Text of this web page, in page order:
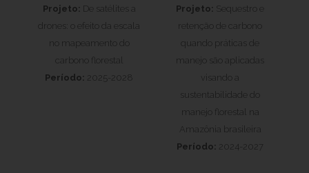
Projeto: De satélites a
drones: o efeito da escala
no mapeamento do
carbono florestal
Período: 2025-2028
Projeto: Sequestro e
retenção de carbono
quando práticas de
manejo são aplicadas
visando a
sustentabilidade do
manejo florestal na
Amazônia brasileira
Período: 2024-2027